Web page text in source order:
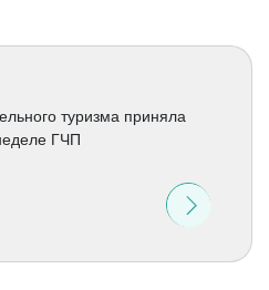
туризма приняла
ГЧП